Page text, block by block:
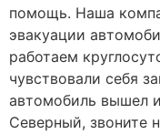
помощь. Наша
эвакуации
работаем
чувствовали себя
автомобиль вышел
Северный, звоните